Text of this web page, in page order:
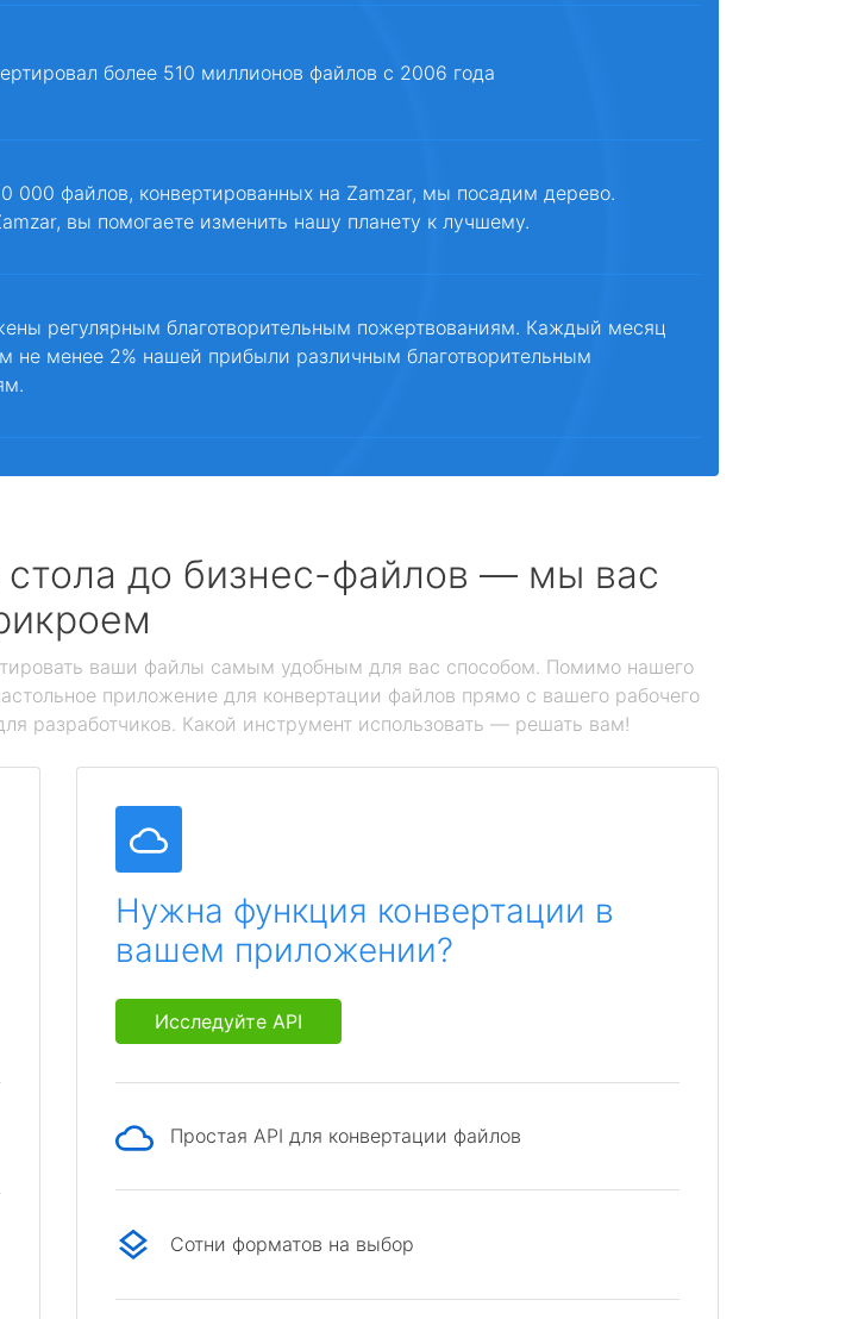
более 510 миллионов файлов с 2006 года
000 файлов, конвертированных на Zamzar, мы посадим дерево.
вы помогаете изменить нашу планету к лучшему.
регулярным благотворительным пожертвованиям. Каждый месяц
не менее 2% нашей прибыли различным благотворительным
стола до бизнес-файлов — мы вас
ваши файлы самым удобным для вас способом. Помимо нашего
приложение для конвертации файлов прямо с вашего рабочего
разработчиков. Какой инструмент использовать — решать вам!
Нужна функция конвертации в
вашем приложении?
Исследуйте API
Простая API для конвертации файлов
Сотни форматов на выбор